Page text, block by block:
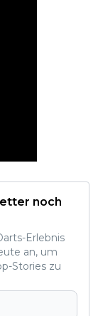
noch
Erlebnis
an, um
Stories zu